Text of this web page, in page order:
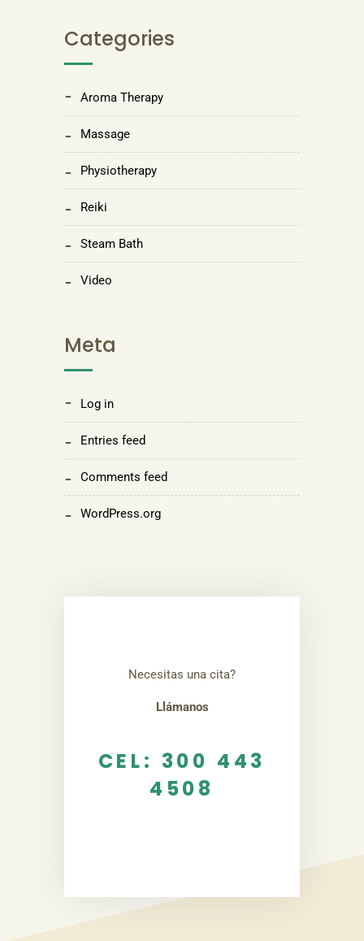
Categories
Aroma Therapy
Massage
Physiotherapy
Reiki
Steam Bath
Video
Meta
Log in
Entries feed
Comments feed
WordPress.org
Necesitas una cita?
Llámanos
CEL: 300 443
4508